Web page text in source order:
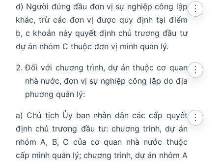
d) Người đứng đầu đơn vị sự nghiệp công lập
khác, trừ các đơn vị được quy định tại điểm
b, c khoản này quyết định chủ trương đầu tư
dự án nhóm C thuộc đơn vị mình quản lý.
⋮
Đối với chương trình, dự án thuộc cơ quan
nhà nước, đơn vị sự nghiệp công lập do địa
phương quản lý:
⋮
a) Chủ tịch Ủy ban nhân dân các cấp quyết
định chủ trương đầu tư: chương trình, dự án
nhóm A, B, C của cơ quan nhà nước thuộc
cấp mình quản lý; chương trình, dự án nhóm A
⋮